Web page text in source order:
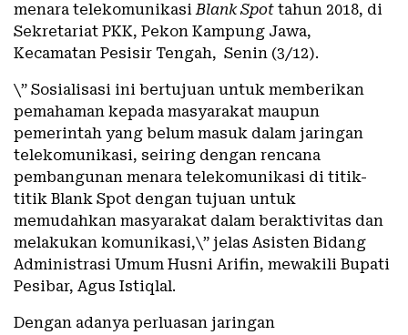
menara telekomunikasiBlank Spot tahun 2018, di
Sekretariat PKK, Pekon Kampung Jawa,
Kecamatan Pesisir Tengah, Senin (3/12).
\” Sosialisasi ini bertujuan untuk memberikan
pemahaman kepada masyarakat maupun
pemerintah yang belum masuk dalam jaringan
telekomunikasi, seiring dengan rencana
pembangunan menara telekomunikasi di titik-
titik Blank Spot dengan tujuan untuk
memudahkan masyarakat dalam beraktivitas dan
melakukan komunikasi,\” jelas Asisten Bidang
Administrasi Umum Husni Arifin, mewakili Bupati
Pesibar, Agus Istiqlal.
Dengan adanya perluasan jaringan